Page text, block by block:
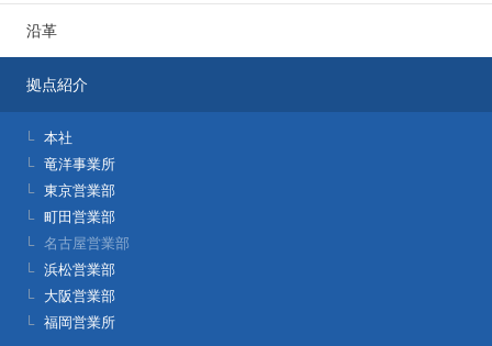
沿革
拠点紹介
本社
竜洋事業所
東京営業部
町田営業部
名古屋営業部
浜松営業部
大阪営業部
福岡営業所